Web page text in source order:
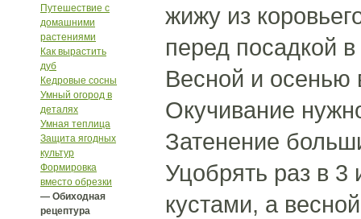
Путешествие с
домашними
растениями
Как вырастить
дуб
Кедровые сосны
Умный огород в
деталях
Умная теплица
Защита ягодных
культур
Формировка
вместо обрезки
— Обиходная
рецептура
жижу из
перед посадкой
Весной и осенью
Окучивание
Затенение
Уцобрять раз в
кустами, а